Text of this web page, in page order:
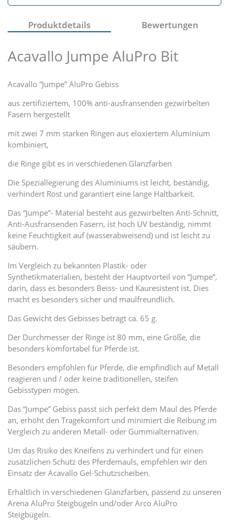
Produktdetails Bewertungen
Acavallo Jumpe AluPro Bit
Acavallo “Jumpe” AluPro Gebiss
aus zertifiziertem, 100% anti-ausfransenden gezwirbelten
Fasern hergestellt
mit zwei 7 mm starken Ringen aus eloxiertem Aluminium
kombiniert,
die Ringe gibt es in verschiedenen Glanzfarben
Die Speziallegierung des Aluminiums ist leicht, beständig,
verhindert Rost und garantiert eine lange Haltbarkeit.
Das “Jumpe”- Material besteht aus gezwirbelten Anti-Schnitt,
Anti-Ausfransenden Fasern, ist hoch UV beständig, nimmt
keine Feuchtigkeit auf (wasserabweisend) und ist leicht zu
säubern.
Im Vergleich zu bekannten Plastik- oder
Synthetikmaterialien, besteht der Hauptvorteil von “Jumpe”,
darin, dass es besonders Beiss- und Kauresistent ist. Dies
macht es besonders sicher und maulfreundlich.
Das Gewicht des Gebisses beträgt ca. 65 g.
Der Durchmesser der Ringe ist 80 mm, eine Größe, die
besonders komfortabel für Pferde ist.
Besonders empfohlen für Pferde, die empfindlich auf Metall
reagieren und / oder keine traditionellen, steifen
Gebisstypen mögen.
Das “Jumpe” Gebiss passt sich perfekt dem Maul des Pferde
an, erhöht den Tragekomfort und minimiert die Reibung im
Vergleich zu anderen Metall- oder Gummialternativen.
Um das Risiko des Kneifens zu verhindert und für einen
zusätzlichen Schutz des Pferdemauls, empfehlen wir den
Einsatz der Acavallo Gel-Schutzscheiben.
Erhältlich in verschiedenen Glanzfarben, passend zu unseren
Arena AluPro Steigbügeln und/oder Arco AluPro
Steigbügeln.